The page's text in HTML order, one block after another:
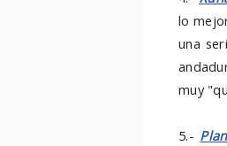
lo
una
muy
5.-